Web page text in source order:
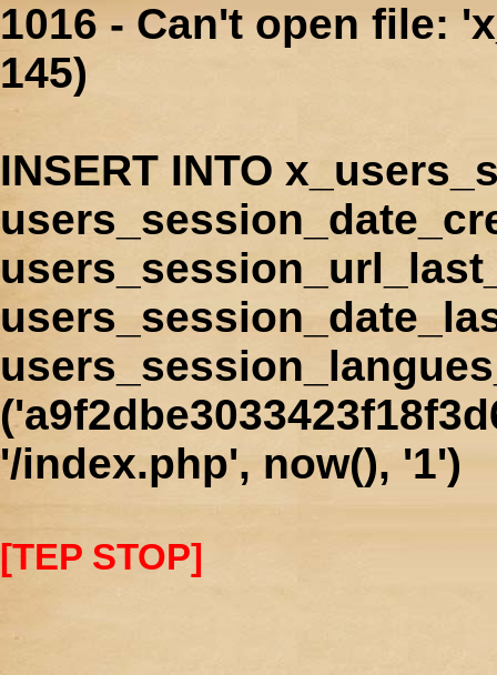
1016 - Can't open file:
145)
INSERT INTO
'/index.php', now(), '1')
[TEP STOP]